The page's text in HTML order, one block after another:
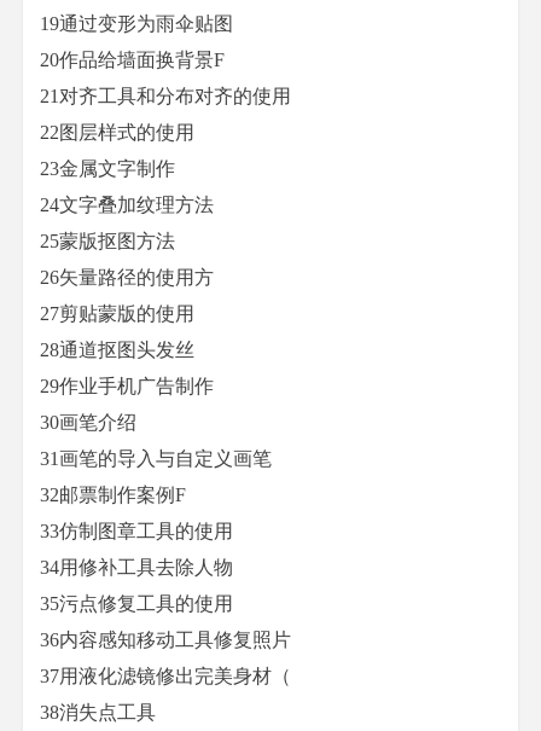
19通过变形为雨伞贴图
20作品给墙面换背景F
21对齐工具和分布对齐的使用
22图层样式的使用
23金属文字制作
24文字叠加纹理方法
25蒙版抠图方法
26矢量路径的使用方
27剪贴蒙版的使用
28通道抠图头发丝
29作业手机广告制作
30画笔介绍
31画笔的导入与自定义画笔
32邮票制作案例F
33仿制图章工具的使用
34用修补工具去除人物
35污点修复工具的使用
36内容感知移动工具修复照片
37用液化滤镜修出完美身材（
38消失点工具